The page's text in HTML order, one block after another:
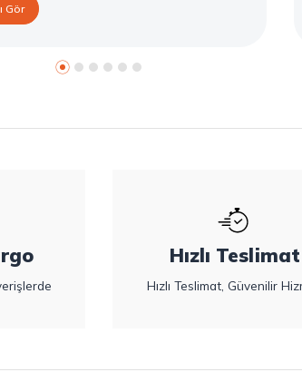
Gör
Hızlı Teslimat
Hızlı Teslimat, Güvenilir